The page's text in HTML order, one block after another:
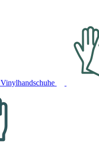
Vinylhandschuhe